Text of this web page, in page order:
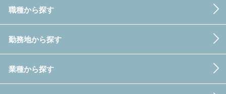
職種から探す
勤務地から探す
業種から探す